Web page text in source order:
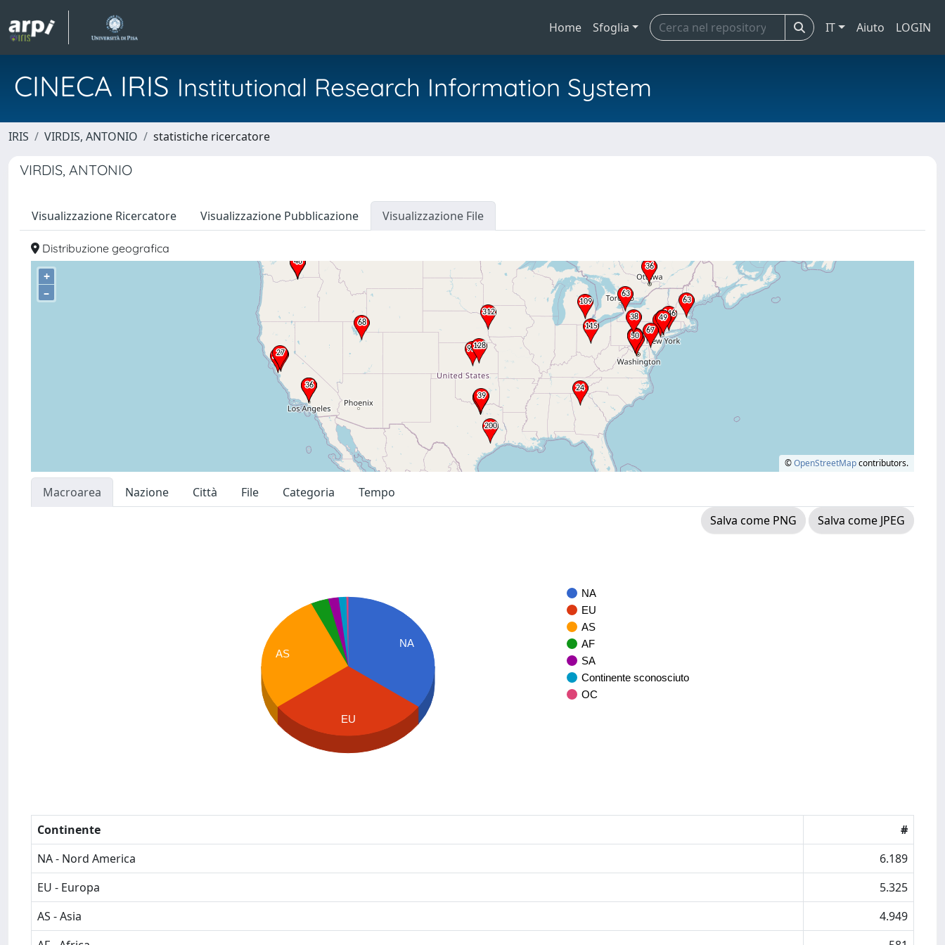
Home Sfoglia IT Aiuto LOGIN
CINECA IRIS Institutional Research Information System
IRIS VIRDIS, ANTONIO statistiche ricercatore
VIRDIS, ANTONIO
Visualizzazione Ricercatore Visualizzazione Pubblicazione Visualizzazione File
Distribuzione geografica
+
–
©OpenStreetMapcontributors.
Macroarea Nazione Città File Categoria
Tempo
Salva come PNG
Salva come JPEG
NA
EU
AS
AF
SA
Continente sconosciuto
OC
NA
AS
EU
Continente
#
NA - Nord America
6.189
EU - Europa
5.325
AS - Asia
4.949